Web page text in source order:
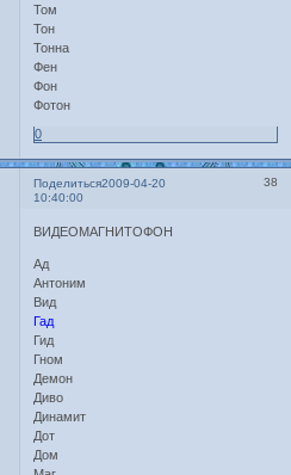
Том
Тон
Тонна
Фен
Фон
Фотон
0
Поделиться 38
2009-04-20
10:40:00
ВИДЕОМАГНИТОФОН
Ад
Антоним
Вид
Гад
Гид
Гном
Демон
Диво
Динамит
Дот
Дом